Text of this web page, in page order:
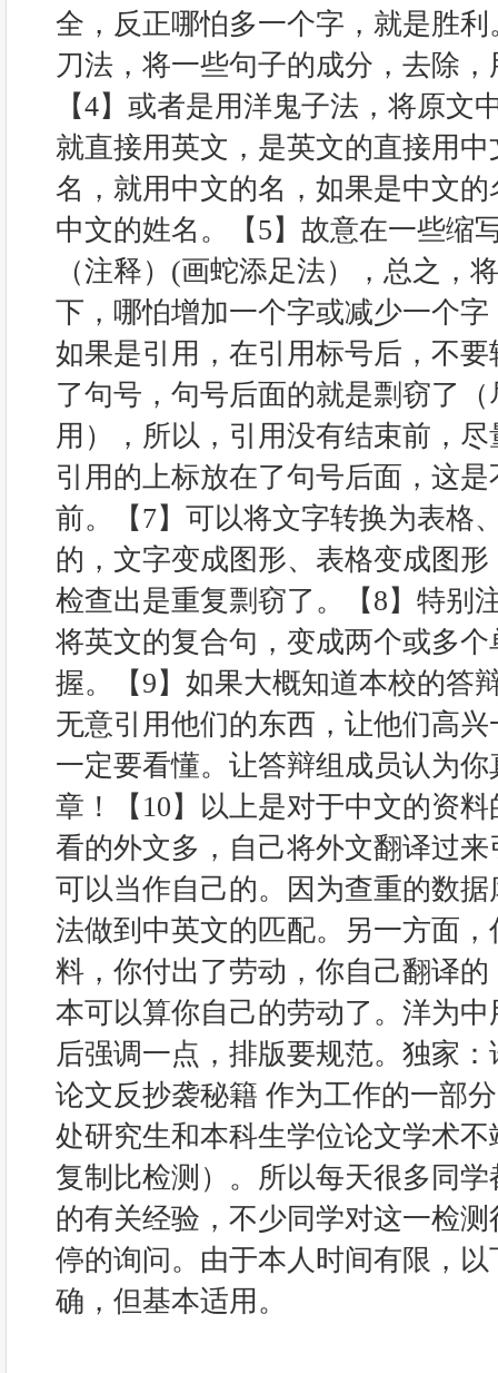
全，反正哪怕多一个字，就是胜
刀法，将一些句子的成分，去除
【4】或者是用洋鬼子法，将原文
就直接用英文，是英文的直接用
名，就用中文的名，如果是中文
中文的姓名。【5】故意在一些缩
（注释）(画蛇添足法），总之，
下，哪怕增加一个字或减少一个
如果是引用，在引用标号后，不
了句号，句号后面的就是剽窃了
用），所以，引用没有结束前，
引用的上标放在了句号后面，这
前。【7】可以将文字转换为表格
的，文字变成图形、表格变成图
检查出是重复剽窃了。【8】特别
将英文的复合句，变成两个或多
握。【9】如果大概知道本校的答
无意引用他们的东西，让他们高
一定要看懂。让答辩组成员认为
章！【10】以上是对于中文的资
看的外文多，自己将外文翻译过
可以当作自己的。因为查重的数
法做到中英文的匹配。另一方面
料，你付出了劳动，你自己翻译
本可以算你自己的劳动了。洋为
后强调一点，排版要规范。独家
论文反抄袭秘籍 作为工作的一部
处研究生和本科生学位论文学术
复制比检测）。所以每天很多同
的有关经验，不少同学对这一检
停的询问。由于本人时间有限，
确，但基本适用。